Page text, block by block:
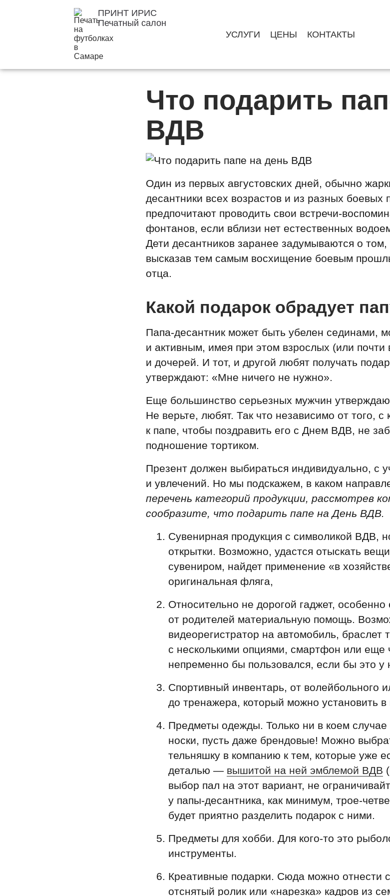
ПРИНТ ИРИС
Печатный салон
УСЛУГИ
ЦЕНЫ КОНТАКТЫ
Что подарить
ВДВ
Один из первых августовских дней, обычно
десантники всех возрастов и из разных боевых
предпочитают проводить свои встречи-
фонтанов, если вблизи нет естественных
Дети десантников заранее задумываются о
высказав тем самым восхищение боевым
отца.
Какой подарок обрадует
Папа-десантник может быть убелен сединами,
и активным, имея при этом взрослых (или почти
и дочерей. И тот, и другой любят получать
утверждают: «Мне ничего не нужно».
Еще большинство серьезных мужчин
Не верьте, любят. Так что независимо от того, с
к папе, чтобы поздравить его с Днем ВДВ, не
подношение тортиком.
Презент должен выбираться индивидуально, с
и увлечений. Но мы подскажем, в каком
перечень категорий продукции, рассмотрев
сообразите, что подарить папе на День ВДВ.
Сувенирная продукция с символикой ВДВ,
открытки. Возможно, удастся отыскать
сувениром, найдет применение «в
оригинальная фляга,
Относительно не дорогой гаджет,
от родителей материальную помощь.
видеорегистратор на автомобиль, браслет
с несколькими опциями, смартфон или еще
непременно бы пользовался, если бы это у
Спортивный инвентарь, от волейбольного
до тренажера, который можно установить в
Предметы одежды. Только ни в коем
носки, пусть даже брендовые! Можно
тельняшку в компанию к тем, которые уже
деталью — вышитой на ней эмблемой ВДВ
выбор пал на этот вариант, не
у папы-десантника, как минимум, трое-
будет приятно разделить подарок с ними.
Предметы для хобби. Для кого-то это
инструменты.
Креативные подарки. Сюда можно отнести
отснятый ролик или «нарезка» кадров из